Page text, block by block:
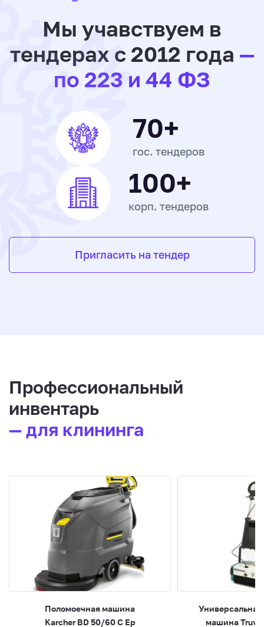
Мы учавствуем в
тендерах с 2012 года —
по 223 и 44 ФЗ
Пригласить на тендер
70+
гос. тендеров
100+
корп. тендеров
Профессиональный
инвентарь
— для клининга
Поломоечная машина
Karcher BD 50/60 C Ep
машина